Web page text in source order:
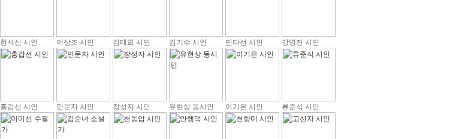
한석산 시인 이상조 시인 김태희 시인 김기수 시인 민다선 시인 강영진 시인
홍갑선 시인 민문자 시인 장성자 시인 유현상 동시인 이기은 시인 류준식 시인